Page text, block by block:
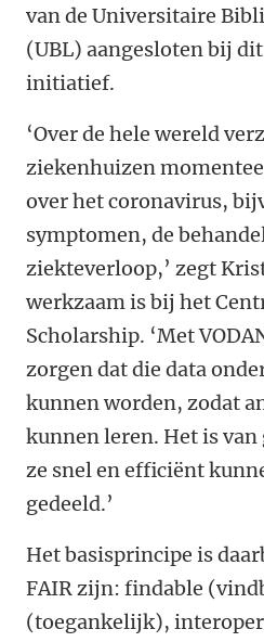
van de Universitaire
(UBL) aangesloten bij
initiatief.
‘Over de hele wereld
ziekenhuizen
over het coronavirus,
symptomen, de
ziekteverloop,’ zegt
werkzaam is bij het
Scholarship. ‘Met
zorgen dat die data
kunnen worden, zodat
kunnen leren. Het is
ze snel en efficiënt
gedeeld.’
Het basisprincipe is
FAIR zijn: findable
(toegankelijk),